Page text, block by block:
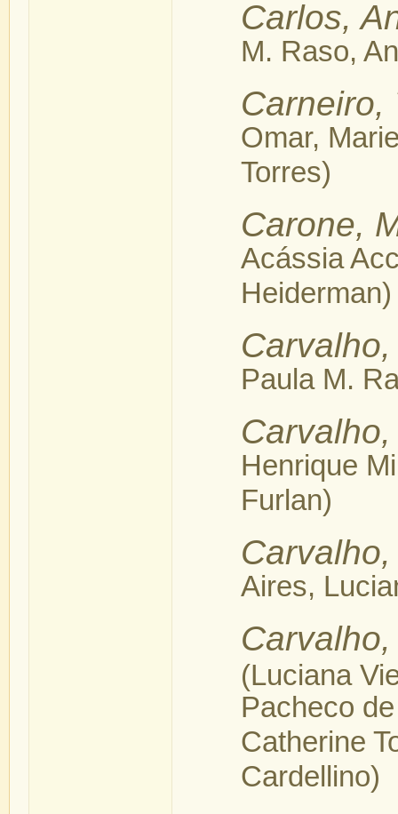
Carlos,
M. Raso,
Carneiro,
Omar,
Torres)
Carone,
Acássia
Heiderman)
Paula M.
Henrique
Furlan)
Aires,
(Luciana
Pacheco
Catherine
Cardellino)